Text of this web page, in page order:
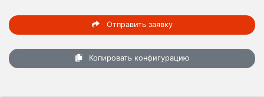
Отправить заявку
Копировать конфигурацию